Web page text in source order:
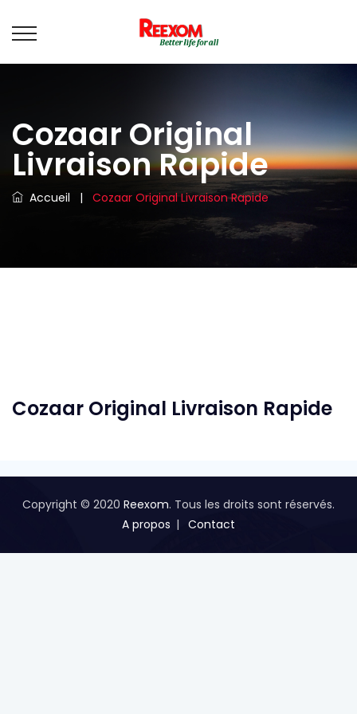
Cozaar Original
Livraison Rapide
Accueil | Cozaar Original Livraison Rapide
Cozaar Original Livraison Rapide
Copyright © 2020 Reexom. Tous les droits sont réservés.
A propos
Contact